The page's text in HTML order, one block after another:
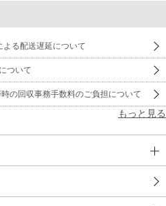
よる配送遅延について
ついて
の回収事務手数料のご負担について
もっと見る